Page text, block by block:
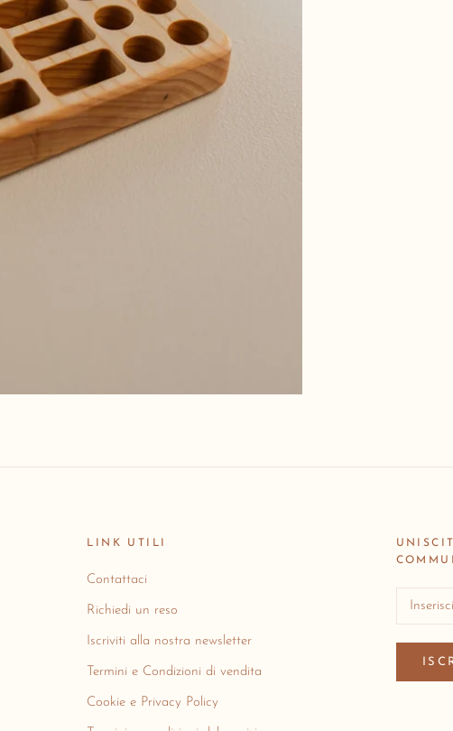
LINK UTILI
Contattaci
Richiedi un reso
Iscriviti alla nostra newsletter
Termini e Condizioni di vendita
Cookie e Privacy Policy